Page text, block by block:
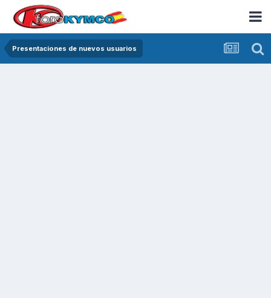
Presentaciones de nuevos usuarios